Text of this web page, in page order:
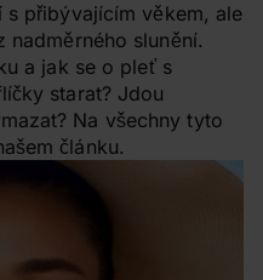
s přibývajícím věkem, ale
slunění.
a jak se o pleť s
starat? Jdou
Na všechny tyto
článku.